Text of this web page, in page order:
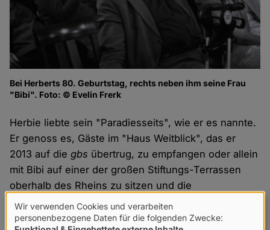
Bei Herberts 80. Geburtstag, rechts neben ihm seine Frau
"Bibi". Foto: © Evelin Frerk
Herbie liebte sein "Paradiesseits", wie er es nannte.
Er genoss es, Gäste im "Haus Weitblick", das er
2013 auf diegbs übertrug, zu empfangen oder allein
mit Bibi auf einer der großen Stiftungs-Terrassen
oberhalb des Rheins zu sitzen und die
vorbeifahrenden Schiffe zu beobachten. Mit großer
Freude nahm er auch die Weiterentwicklung der
Verwendung
Wir verwenden Cookies und verarbeiten
personenbezogene Daten für die folgenden Zwecke: